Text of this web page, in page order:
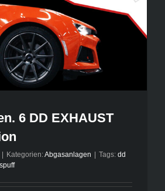
6 DD EXHAUST
Kategorien:Abgasanlagen Tags: dd